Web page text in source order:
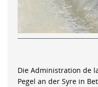
Die Administration de
Pegel an der Syre in